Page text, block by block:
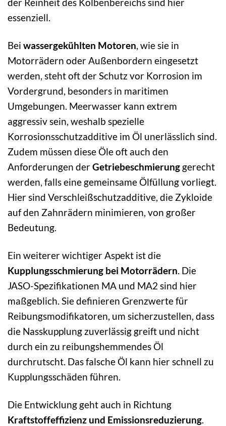
essenziell.
Bei wassergekühlten Motoren, wie sie in
Motorrädern oder Außenbordern eingesetzt
werden, steht oft der Schutz vor Korrosion im
Vordergrund, besonders in maritimen
Umgebungen. Meerwasser kann extrem
aggressiv sein, weshalb spezielle
Korrosionsschutzadditive im Öl unerlässlich sind.
Zudem müssen diese Öle oft auch den
Anforderungen derGetriebeschmierung gerecht
werden, falls eine gemeinsame Ölfüllung vorliegt.
Hier sind Verschleißschutzadditive, die Zykloide
auf den Zahnrädern minimieren, von großer
Bedeutung.
Ein weiterer wichtiger Aspekt ist die
Kupplungsschmierung bei Motorrädern. Die
JASO-Spezifikationen MA und MA2 sind hier
maßgeblich. Sie definieren Grenzwerte für
Reibungsmodifikatoren, um sicherzustellen, dass
die Nasskupplung zuverlässig greift und nicht
durch ein zu reibungshemmendes Öl
durchrutscht. Das falsche Öl kann hier schnell zu
Kupplungsschäden führen.
Die Entwicklung geht auch in Richtung
Kraftstoffeffizienz und Emissionsreduzierung